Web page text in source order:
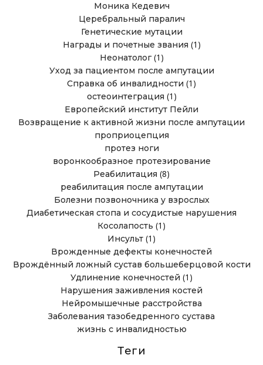
Моника Кедевич
Церебральный паралич
Генетические мутации
Награды и почетные звания (1)
Неонатолог(1)
Уход за пациентом после ампутации
Справка об инвалидности (1)
остеоинтеграция (1)
Европейский институт Пейли
Возвращение к активной жизни после ампутации
проприоцепция
протез ноги
воронкообразное протезирование
Реабилитация (8)
реабилитация после ампутации
Болезни позвоночника у взрослых
Диабетическая стопа и сосудистые нарушения
Косолапость (1)
Инсульт (1)
Врожденные дефекты конечностей
Врождённый ложный сустав большеберцовой кости
Удлинение конечностей (1)
Нарушения заживления костей
Нейромышечные расстройства
Заболевания тазобедренного сустава
жизнь с инвалидностью
Теги